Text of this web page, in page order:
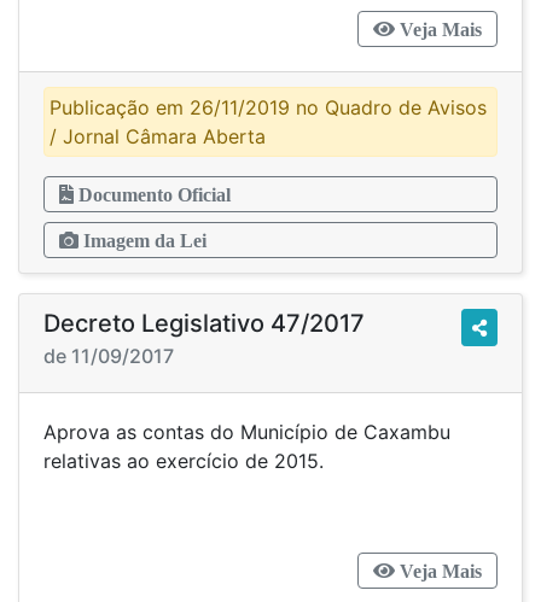
Veja Mais
Publicação em 26/11/2019 no Quadro de Avisos
/ Jornal Câmara Aberta
Documento Oficial
Imagem da Lei
Decreto Legislativo 47/2017
de 11/09/2017
Aprova as contas do Município de Caxambu
relativas ao exercício de 2015.
Veja Mais